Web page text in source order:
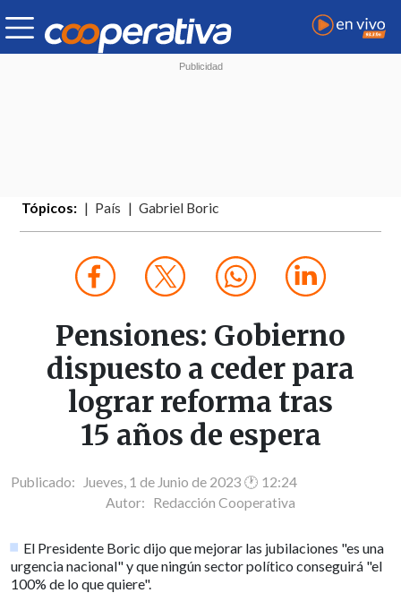
Tópicos: País Gabriel Boric
Pensiones: Gobierno
dispuesto a ceder para
lograr reforma tras
15 años de espera
Publicado: Jueves, 1 de Junio de 2023 🕐 12:24
Autor: Redacción Cooperativa
El Presidente Boric dijo que mejorar las jubilaciones "es una
urgencia nacional" y que ningún sector político conseguirá "el
100% de lo que quiere".